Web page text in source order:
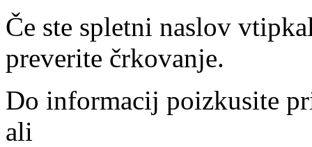
Če ste spletni naslov
preverite črkovanje.
Do informacij poizkusite
ali